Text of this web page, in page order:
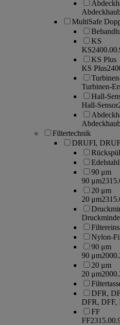
MultiSafe
KS
KS
KS Plus
KS Plus
Turbinen-
Hall-
Hall-Sensor
Filtertechnik
DRUFI,
90 μm
90 μm
20 μm
20 μm
Nylon-
90 μm
90 μm
20 μm
20 μm
DFR,
DFR, DFF,
FF
FF